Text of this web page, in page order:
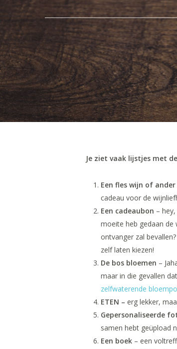
Je ziet vaak lijstjes met
Een fles wijn of
cadeau voor de
Een cadeaubon –
moeite heb gedaan de
ontvanger zal
zelf laten kiezen!
De bos bloemen –
maar in die gevallen
zelfwaterende
ETEN – erg lekker,
Gepersonaliseerde
samen hebt geüpload
Een boek – een